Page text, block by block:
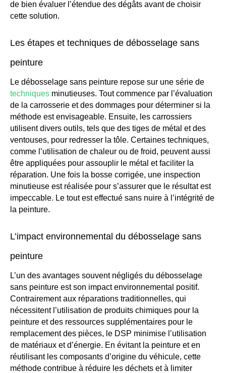
de bien évaluer l’étendue des dégâts avant de choisir
cette solution.
Les étapes et techniques de débosselage sans
peinture
Le débosselage sans peinture repose sur une série de
techniquesminutieuses. Tout commence par l’évaluation
de la carrosserie et des dommages pour déterminer si la
méthode est envisageable. Ensuite, les carrossiers
utilisent divers outils, tels que des tiges de métal et des
ventouses, pour redresser la tôle. Certaines techniques,
comme l’utilisation de chaleur ou de froid, peuvent aussi
être appliquées pour assouplir le métal et faciliter la
réparation. Une fois la bosse corrigée, une inspection
minutieuse est réalisée pour s’assurer que le résultat est
impeccable. Le tout est effectué sans nuire à l’intégrité de
la peinture.
L’impact environnemental du débosselage sans
peinture
L’un des avantages souvent négligés du débosselage
sans peinture est son impact environnemental positif.
Contrairement aux réparations traditionnelles, qui
nécessitent l’utilisation de produits chimiques pour la
peinture et des ressources supplémentaires pour le
remplacement des pièces, le DSP minimise l’utilisation
de matériaux et d’énergie. En évitant la peinture et en
réutilisant les composants d’origine du véhicule, cette
méthode contribue à réduire les déchets et à limiter